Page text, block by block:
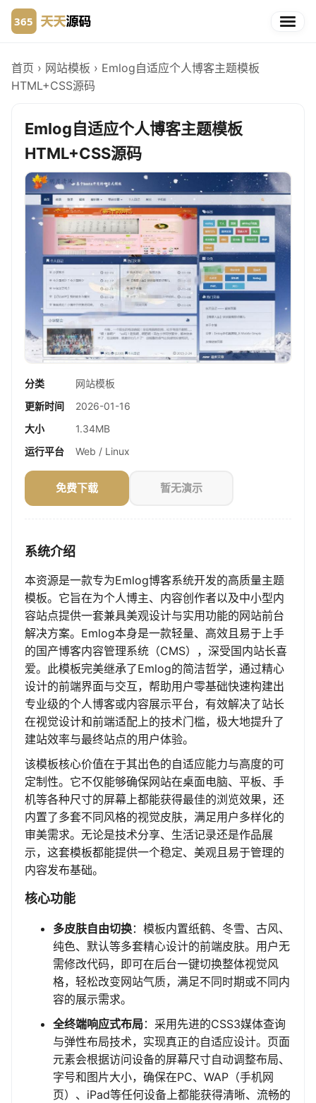
首页 › 网站模板 › Emlog自适应个人博客主题模板
HTML+CSS源码
Emlog自适应个人博客主题模板
HTML+CSS源码
分类
网站模板
更新时间
2026-01-16
大小
1.34MB
运行平台
Web / Linux
免费下载 暂无演示
系统介绍
本资源是一款专为Emlog博客系统开发的高质量主题
模板。它旨在为个人博主、内容创作者以及中小型内
容站点提供一套兼具美观设计与实用功能的网站前台
解决方案。Emlog本身是一款轻量、高效且易于上手
的国产博客内容管理系统（CMS），深受国内站长喜
爱。此模板完美继承了Emlog的简洁哲学，通过精心
设计的前端界面与交互，帮助用户零基础快速构建出
专业级的个人博客或内容展示平台，有效解决了站长
在视觉设计和前端适配上的技术门槛，极大地提升了
建站效率与最终站点的用户体验。
该模板核心价值在于其出色的自适应能力与高度的可
定制性。它不仅能够确保网站在桌面电脑、平板、手
机等各种尺寸的屏幕上都能获得最佳的浏览效果，还
内置了多套不同风格的视觉皮肤，满足用户多样化的
审美需求。无论是技术分享、生活记录还是作品展
示，这套模板都能提供一个稳定、美观且易于管理的
内容发布基础。
核心功能
多皮肤自由切换：模板内置纸鹤、冬雪、古风、
纯色、默认等多套精心设计的前端皮肤。用户无
需修改代码，即可在后台一键切换整体视觉风
格，轻松改变网站气质，满足不同时期或不同内
容的展示需求。
全终端响应式布局：采用先进的CSS3媒体查询
与弹性布局技术，实现真正的自适应设计。页面
元素会根据访问设备的屏幕尺寸自动调整布局、
字号和图片大小，确保在PC、WAP（手机网
页）、iPad等任何设备上都能获得清晰、流畅的